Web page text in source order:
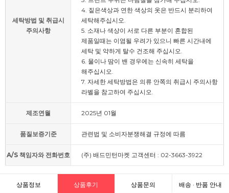
세탁방법 및 취급시
주의사항
4. 짙은색상과 연한 색상의 옷은 반드시 분리하여
세탁해주십시오.
5. 소재나 색상이 서로 다른 부분이 혼합된
제품일때는 이염될 우려가 있으니 빠른 시간내에
세탁 및 약하게 탈수 건조해 주십시오.
6. 물이나 땀이 밴 경우에는 신속히 세탁을
해주십시오.
7. 자세한 세탁방법은 의류 안쪽의 취급시 주의사항
라벨을 참고하여 주십시오.
제조연월 2025년 01월
품질보증기준 관련법 및 소비자분쟁해결 규정에 따름
A/S 책임자와 전화번호 (주) 배드민턴마켓 고객센터 : 02-3663-3922
상품정보 상품후기 상품문의 배송 · 반품 안내